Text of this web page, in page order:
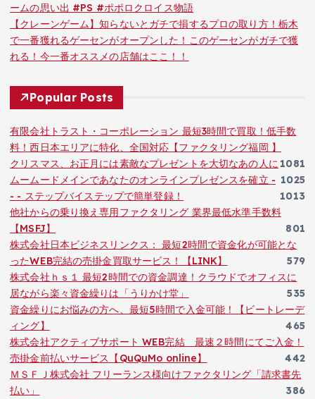
ームの思い出 #PS #ポポロクロイス物語
【クレーンゲーム】知らないとガチで損するプロの取り方！栃木
で一番獲れるゲーセンがオープンした！このゲーセンがガチで獲
れる！今一番オススメの店舗はここ！！
Popular Posts
有限会社トラスト・コーポレーション 最短3時間で買取！低手数
料！西日本エリアに特化、全国対応【ファクタリング福岡 】
1081
クリスマス、お正月には素敵なプレゼントを大切なあの人に
1025
ムームードメインであなたのオンラインプレゼンスを確立 -
- - ステップバイステップで簡単登録！
1013
他社からの乗り換え専用ファクタリング 業界最低水準手数料
【MSFJ】
801
株式会社日本ビジネスリンクス： 最短2時間で資金化が可能とな
ったWEB完結の売掛金買取サービス！【LINK】
579
株式会社ｈｓ１ 最短2時間での資金調達！クラウドでオフィスに
居ながら楽々資金繰りは「うりかけ堂」
535
資金繰りにお悩みの方へ、最短5時間で入金可能！【ビートレーデ
ィング】
465
株式会社アクティブサポート WEB完結 最速２時間にてご入金！
売掛金前払いサービス【QuQuMo online】
442
ＭＳＦＪ株式会社 フリーランス様向けファクタリング「請求書先
払い」
386